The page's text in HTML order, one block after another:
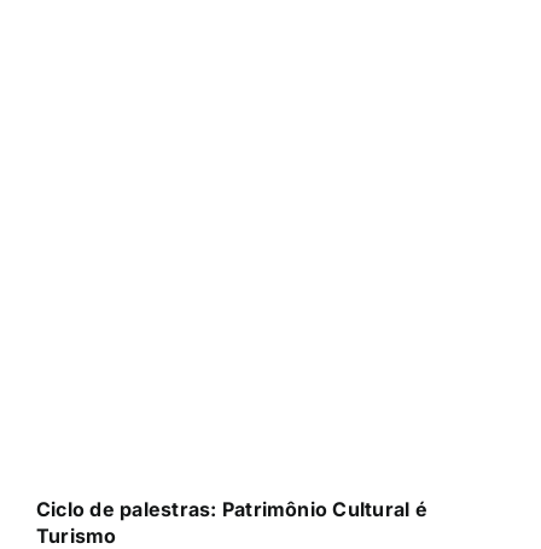
Ciclo de palestras: Patrimônio Cultural é
Turismo